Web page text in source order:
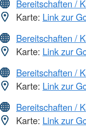
Bereitschaften /
Karte: Link zur
Bereitschaften /
Karte: Link zur
Bereitschaften /
Karte: Link zur
Bereitschaften /
Karte: Link zur